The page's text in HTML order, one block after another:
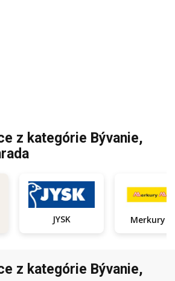
z kategórie Bývanie,
JYSK
z kategórie Bývanie,